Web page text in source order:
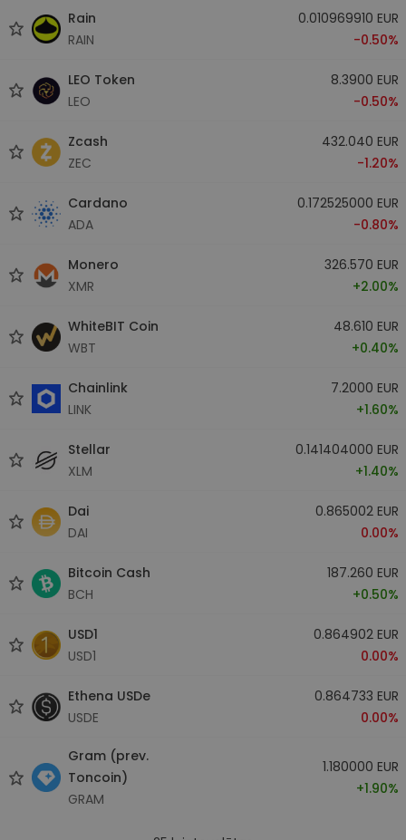
Rain
RAIN
0.010969910 EUR
-0.50%
LEO Token
LEO
8.3900 EUR
-0.50%
Zcash
ZEC
432.040 EUR
-1.20%
Cardano
ADA
0.172525000 EUR
-0.80%
Monero
XMR
326.570 EUR
+2.00%
WhiteBIT Coin
WBT
48.610 EUR
+0.40%
Chainlink
LINK
7.2000 EUR
+1.60%
Stellar
XLM
0.141404000 EUR
+1.40%
Dai
DAI
0.865002 EUR
0.00%
Bitcoin Cash
BCH
187.260 EUR
+0.50%
USD1
USD1
0.864902 EUR
0.00%
Ethena USDe
USDE
0.864733 EUR
0.00%
Gram (prev.
Toncoin)
GRAM
1.180000 EUR
+1.90%